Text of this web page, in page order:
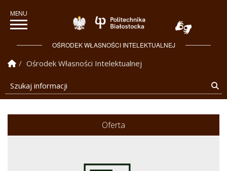
Politechnika
OŚRODEK WŁASNOŚCI INTELEKTUALNEJ
Strona Główna
Ośrodek Własności Intelektualnej
Szukaj informacji
Oferta